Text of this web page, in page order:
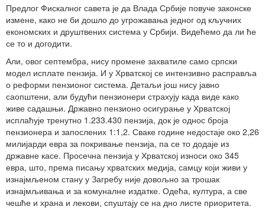
Предлог Фискалног савета је да Влада Србије повуче законске
измене, како не би дошло до угрожавања једног од кључних
економских и друштвених система у Србији. Видећемо да ли ће
се то и догодити.
Али, овог септембра, нису промене захватиле само српски
модел исплате пензија. И у Хрватској се интензивно расправља
о реформи пензионог система. Детаљи још нису јавно
саопштени, али будући пензионери страхују када виде како
живе садашњи. Државно пензионо осигурање у Хрватској
исплаћује тренутно 1.233.430 пензија, док је однос броја
пензионера и запослених 1:1,2. Сваке године недостаје око 2,26
милијарди евра за покривање пензија, па се то додаје из
државне касе. Просечна пензија у Хрватској износи око 345
евра, што, према писању хрватских медија, самцу који живи у
изнајмљеном стану у Загребу није довољно за трошак
изнајмљивања и за комуналне издатке. Одећа, култура, а све
чешће и храна и лекови, спуштају се на дно листе приоритета.